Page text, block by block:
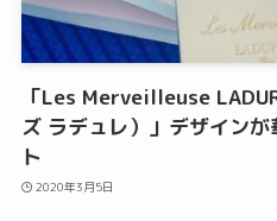
「Les Merveilleuse
ズ ラデュレ）」デザイン
ト
2020年3月5日